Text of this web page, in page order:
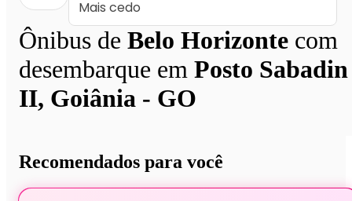
Ônibus de Belo Horizonte com
desembarque em Posto Sabadin
II, Goiânia - GO
Recomendados para você